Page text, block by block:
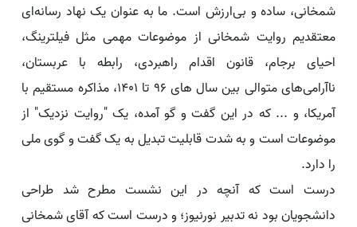
شمخانی، ساده و بی‌ارزش است. ما به عنوان یک نهاد رسانه‌ای
معتقدیم روایت شمخانی از موضوعات مهمی مثل فیلترینگ،
احیای برجام، قانون اقدام راهبردی، رابطه با عربستان،
ناآرامی‌های متوالی بین سال های 96 تا 1401، مذاکره مستقیم با
آمریکا، و ... که در این گفت و گو آمده، یک "روایت نزدیک" از
موضوعات است و به شدت قابلیت تبدیل به یک گفت و گوی ملی
را دارد.
درست است که آنچه در این نشست مطرح شد طراحی
دانشجویان بود نه تدبیر نورنیوز؛ و درست است که آقای شمخانی